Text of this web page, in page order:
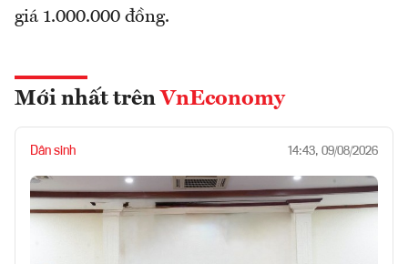
giá 1.000.000 đồng.
Mới nhất trên VnEconomy
Dân sinh 14:43, 09/08/2026